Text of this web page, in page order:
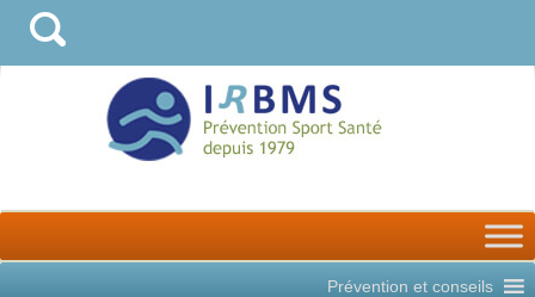
Prévention et conseils